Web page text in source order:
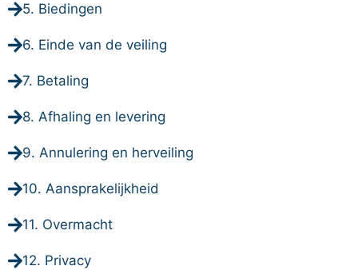
5. Biedingen
6. Einde van de veiling
7. Betaling
8. Afhaling en levering
9. Annulering en herveiling
10. Aansprakelijkheid
11. Overmacht
12. Privacy